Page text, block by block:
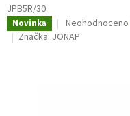
JPB5R/30
Novinka
Průměrné
hodnocení
Neohodnoceno
Značka: JONAP